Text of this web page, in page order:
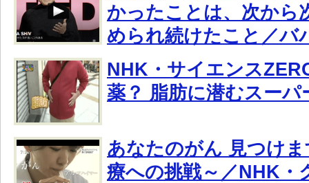
かったことは、次から
められ続けたこと／バ
NHK・サイエンス
薬？ 脂肪に潜むスーパ
あなたのがん 見つけ
療への挑戦～／NHK・